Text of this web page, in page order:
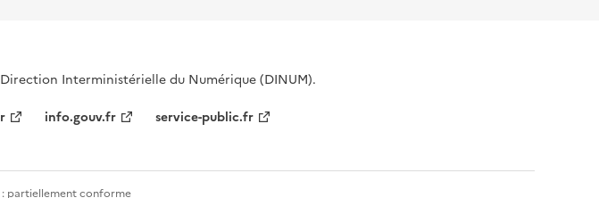
Interministérielle du Numérique (DINUM).
info.gouv.fr service-public.fr
partiellement conforme